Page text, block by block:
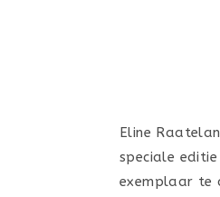
Eline
speciale
exemplaar te